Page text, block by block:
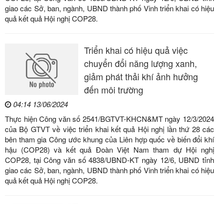
giao các Sở, ban, ngành, UBND thành phố Vinh triển khai có hiệu
quả kết quả Hội nghị COP28.
Triển khai có hiệu quả việc
chuyển đổi năng lượng xanh,
giảm phát thải khí ảnh hưởng
đến môi trường
04:14 13/06/2024
Thực hiện Công văn số 2541/BGTVT-KHCN&MT ngày 12/3/2024
của Bộ GTVT về việc triển khai kết quả Hội nghị lần thứ 28 các
bên tham gia Công ước khung của Liên hợp quốc về biến đổi khí
hậu (COP28) và kết quả Đoàn Việt Nam tham dự Hội nghị
COP28, tại Công văn số 4838/UBND-KT ngày 12/6, UBND tỉnh
giao các Sở, ban, ngành, UBND thành phố Vinh triển khai có hiệu
quả kết quả Hội nghị COP28.